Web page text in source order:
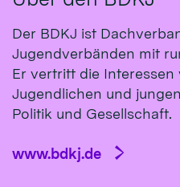
Der BDKJ ist
Jugendverbänden mit
Er vertritt die Interessen
Jugendlichen und
Politik und Gesellschaft.
www.bdkj.de